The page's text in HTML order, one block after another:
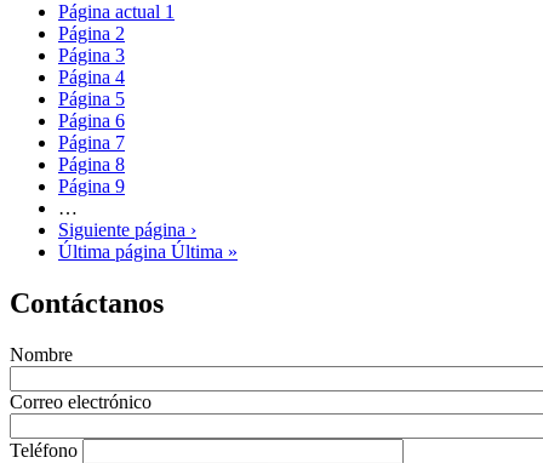
Página actual 1
Página 2
Página 3
Página 4
Página 5
Página 6
Página 7
Página 8
Página 9
…
Siguiente página ›
Última página Última »
Contáctanos
Nombre
Correo electrónico
Teléfono